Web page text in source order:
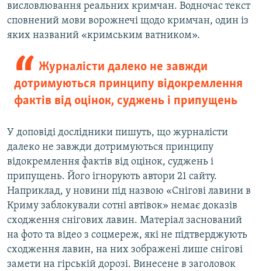
висловлювання реальних кримчан. Водночас текст
сповнений мови ворожнечі щодо кримчан, один із
яких названий «кримським ватником».
Журналісти далеко не завжди
дотримуються принципу відокремлення
фактів від оцінок, суджень і припущень
У доповіді дослідники пишуть, що журналісти
далеко не завжди дотримуються принципу
відокремлення фактів від оцінок, суджень і
припущень. Його ігнорують автори 21 сайту.
Наприклад, у новини під назвою «Снігові лавини в
Криму заблокували сотні автівок» немає доказів
сходження снігових лавин. Матеріал заснований
на фото та відео з соцмереж, які не підтверджують
сходження лавин, на них зображені лише снігові
замети на гірській дорозі. Винесене в заголовок